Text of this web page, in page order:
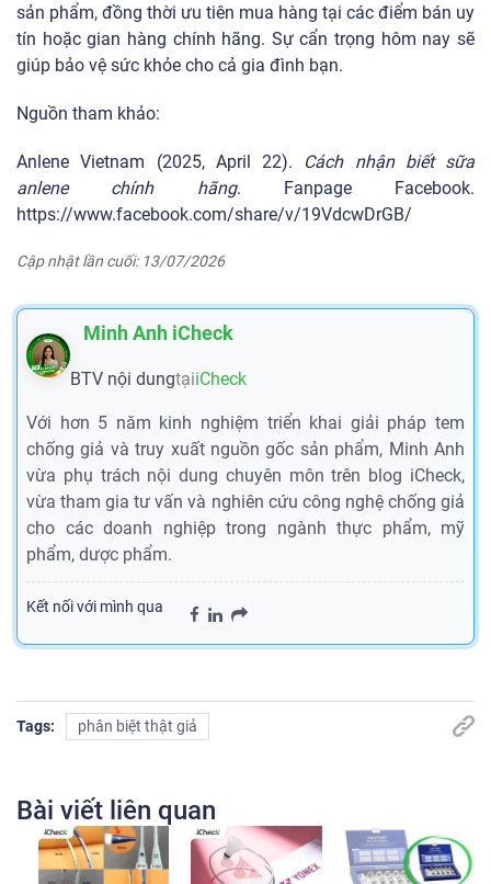
sản phẩm, đồng thời ưu tiên mua hàng tại các điểm bán uy
tín hoặc gian hàng chính hãng. Sự cẩn trọng hôm nay sẽ
giúp bảo vệ sức khỏe cho cả gia đình bạn.
Nguồn tham khảo:
Anlene Vietnam (2025, April 22). Cách nhận biết sữa
anlene chính hãng. Fanpage Facebook.
https://www.facebook.com/share/v/19VdcwDrGB/
Cập nhật lần cuối: 13/07/2026
Minh Anh iCheck
BTV nội dungtạiiCheck
Với hơn 5 năm kinh nghiệm triển khai giải pháp tem
chống giả và truy xuất nguồn gốc sản phẩm, Minh Anh
vừa phụ trách nội dung chuyên môn trên blog iCheck,
vừa tham gia tư vấn và nghiên cứu công nghệ chống giả
cho các doanh nghiệp trong ngành thực phẩm, mỹ
phẩm, dược phẩm.
Kết nối với mình qua
Tags: phân biệt thật giả
Bài viết liên quan